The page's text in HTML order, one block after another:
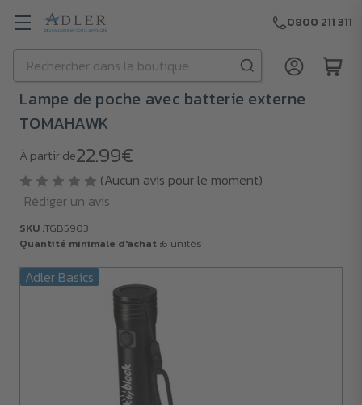
Passer au contenu principal
Rechercher
0800 211 311
Adler Basics
Lampe de poche avec batterie externe
TOMAHAWK
À partir de22.99€
(Aucun avis pour le moment)
Rédiger un avis
SKU :TGB5903
Quantité minimale d'achat :6 unités
SKU :